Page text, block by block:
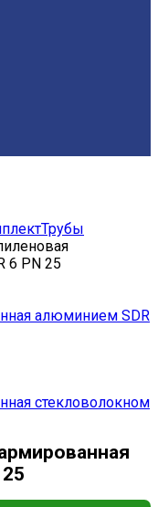
Трубы
6 PN 25
алюминием SDR
стекловолокном